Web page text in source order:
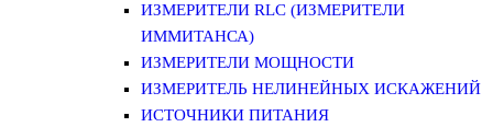
ИЗМЕРИТЕЛИ RLC (ИЗМЕРИТЕЛИ
ИММИТАНСА)
ИЗМЕРИТЕЛИ МОЩНОСТИ
ИЗМЕРИТЕЛЬ НЕЛИНЕЙНЫХ ИСКАЖЕНИЙ
ИСТОЧНИКИ ПИТАНИЯ